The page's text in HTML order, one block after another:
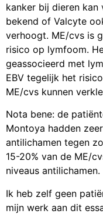
kanker bij dieren kan
bekend of Valcyte
verhoogt. ME/cvs is
risico op lymfoom.
geassocieerd met
EBV tegelijk het
ME/cvs kunnen
Nota bene: de
Montoya hadden
antilichamen tegen
15-20% van de ME/
niveaus antilichamen.
Ik heb zelf geen
mijn werk aan dit